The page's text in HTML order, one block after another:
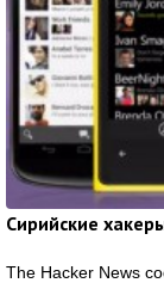
Сирийские
The Hacker News